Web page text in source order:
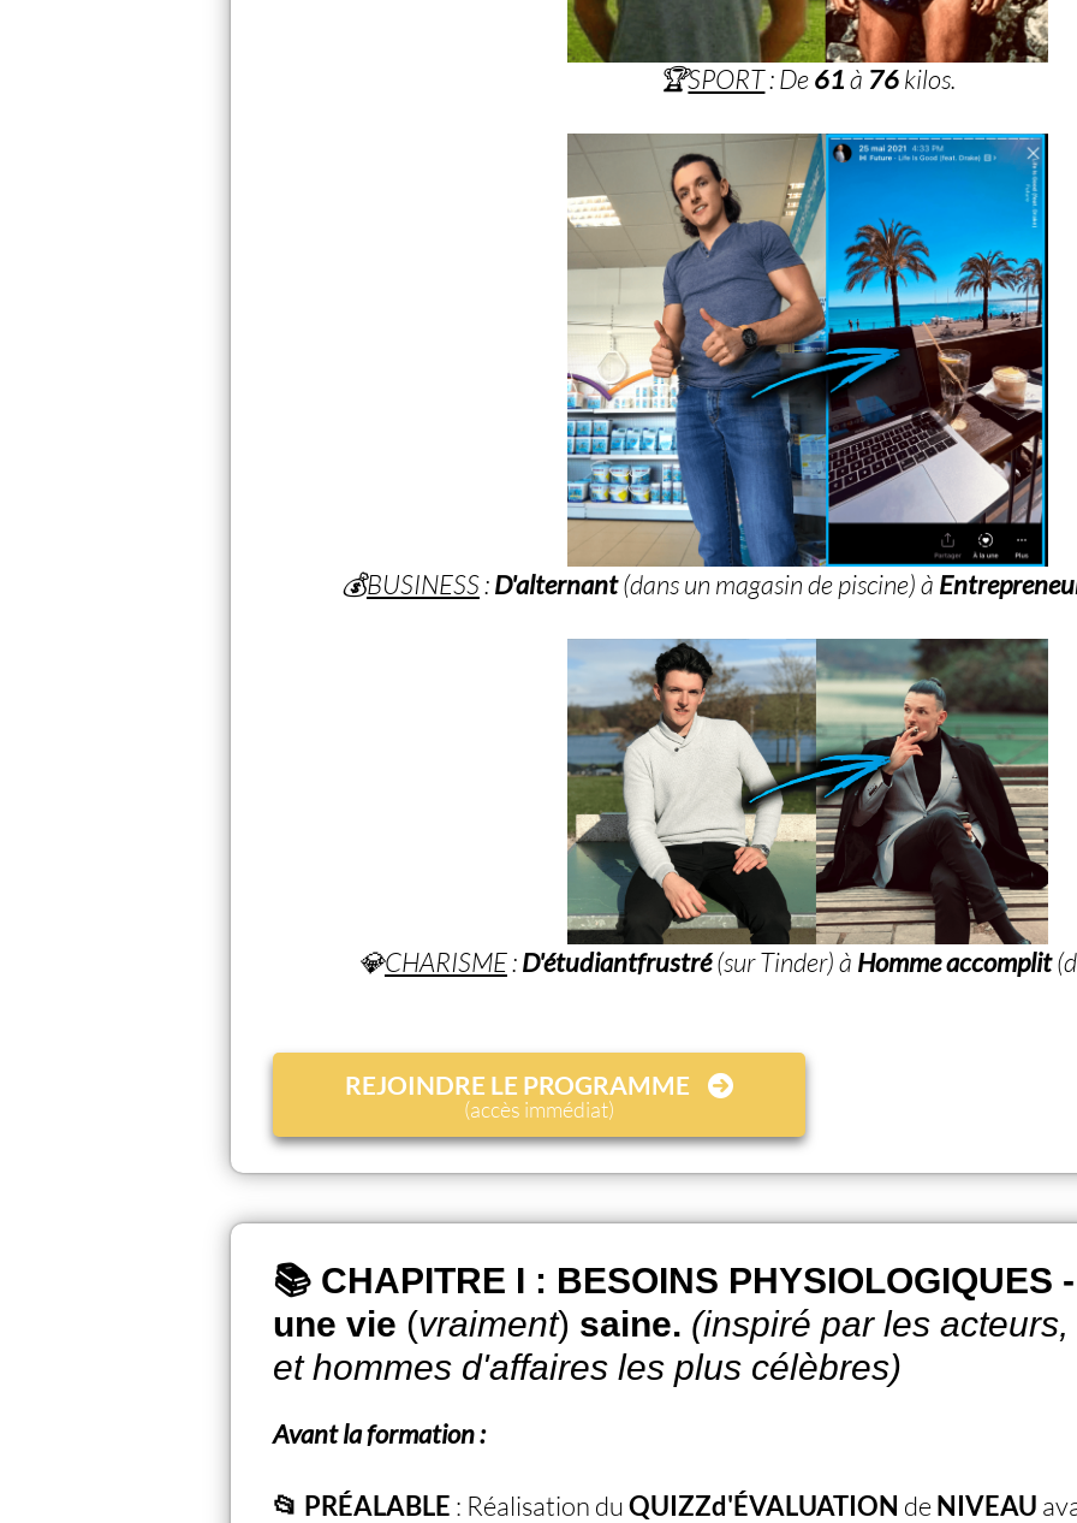
🏆SPORT: De61à 76kilos.
💰BUSINESS:D'alternant(dans un magasin de piscine) à
💎CHARISME:D'étudiantfrustré(sur Tinder) à Homme accomplit
REJOINDRE LE PROGRAMME
(accès immédiat)
📚 CHAPITRE I : BESOINS
une vie (vraiment) saine. (inspiré par les
et hommes d'affaires les plus célèbres)
Avant la formation :
📂 PRÉALABLE : Réalisation duQUIZZd'ÉVALUATION deNIVEAU